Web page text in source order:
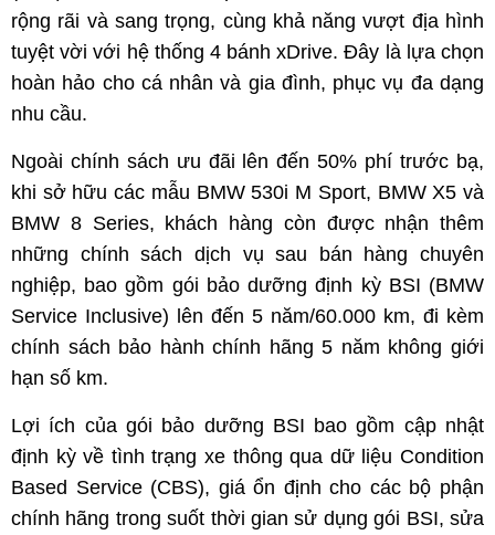
rộng rãi và sang trọng, cùng khả năng vượt địa hình
tuyệt vời với hệ thống 4 bánh xDrive. Đây là lựa chọn
hoàn hảo cho cá nhân và gia đình, phục vụ đa dạng
nhu cầu.
Ngoài chính sách ưu đãi lên đến 50% phí trước bạ,
khi sở hữu các mẫu BMW 530i M Sport, BMW X5 và
BMW 8 Series, khách hàng còn được nhận thêm
những chính sách dịch vụ sau bán hàng chuyên
nghiệp, bao gồm gói bảo dưỡng định kỳ BSI (BMW
Service Inclusive) lên đến 5 năm/60.000 km, đi kèm
chính sách bảo hành chính hãng 5 năm không giới
hạn số km.
Lợi ích của gói bảo dưỡng BSI bao gồm cập nhật
định kỳ về tình trạng xe thông qua dữ liệu Condition
Based Service (CBS), giá ổn định cho các bộ phận
chính hãng trong suốt thời gian sử dụng gói BSI, sửa